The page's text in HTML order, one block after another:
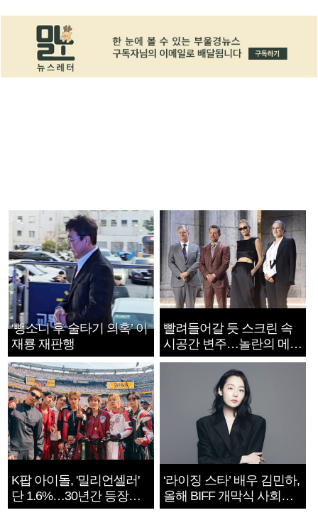
‘뺑소니 후 술타기 의혹’ 이
재룡 재판행
빨려들어갈 듯 스크린 속
시공간 변주…놀란의 메시
지는 ‘전쟁 속죄’
K팝 아이돌, '밀리언셀러'
단 1.6%…30년간 등장
1182개팀 전수조사
‘라이징 스타’ 배우 김민하,
올해 BIFF 개막식 사회자
확정